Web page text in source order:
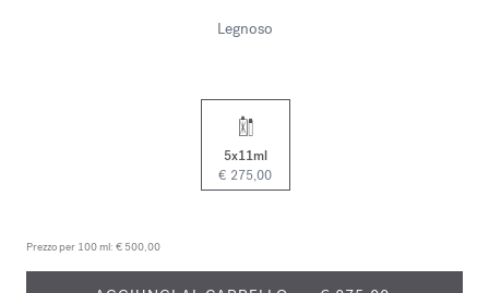
Legnoso
5x11ml
€ 275,00
Prezzo per 100 ml: € 500,00